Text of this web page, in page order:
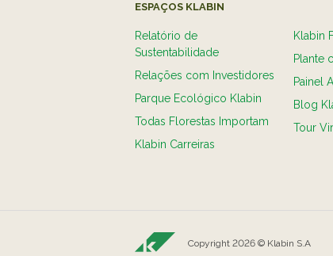
ESPAÇOS KLABIN
Relatório de
Sustentabilidade
Relações com Investidores
Parque Ecológico Klabin
Todas Florestas Importam
Klabin Carreiras
Klabin
Plante
Painel
Blog
Tour
Copyright 2026 © Klabin S.A